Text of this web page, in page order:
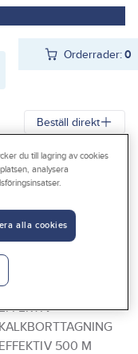
Orderrader:0
Beställ direkt
Städ
NORENCO
KALKBORTTAGNING
EFFEKTIV 500 M
du till lagring av cookies
analysera
alla cookies